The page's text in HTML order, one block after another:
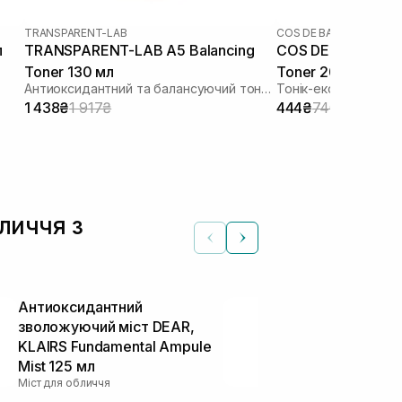
TRANSPARENT-LAB
TRANSPARENT-LAB A5 Balancing
Toner 130 мл
Антиоксидантний та балансуючий тонер
1 438₴1 917₴
COS DE BAHA
COS DE BAHA
Toner 200 мл
Тонік-ексфоліант з
444₴740₴
з
Антиоксидантний
зволожуючий міст DEAR,
KLAIRS Fundamental Ampule
Mist 125 мл
Міст для обличчя